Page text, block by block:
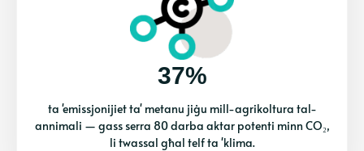
37%
ta 'emissjonijiet ta' metanu jiġu mill-agrikoltura tal-
annimali — gass serra 80 darba aktar potenti minn CO₂,
li twassal għal telf ta 'klima.